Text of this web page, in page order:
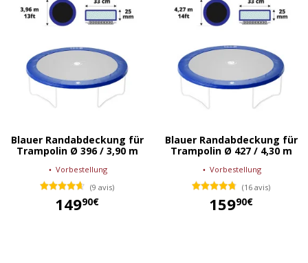
Blauer Randabdeckung für
Trampolin Ø 396 / 3,90 m
Vorbestellung
(9 avis)
14990€
Blauer Randabdeckung für
Trampolin Ø 427 / 4,30 m
Vorbestellung
(16 avis)
15990€